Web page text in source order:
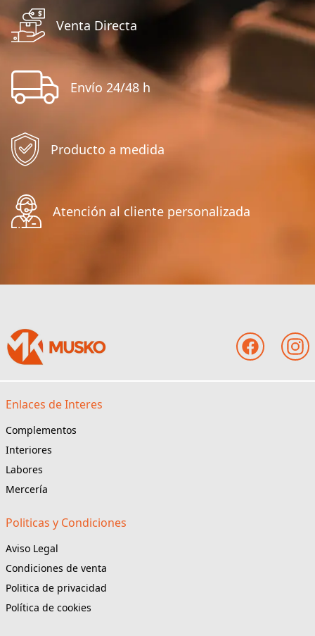
Venta Directa
Envío 24/48 h
Producto a medida
Atención al cliente personalizada
Enlaces de Interes
Complementos
Interiores
Labores
Mercería
Politicas y Condiciones
Aviso Legal
Condiciones de venta
Politica de privacidad
Política de cookies